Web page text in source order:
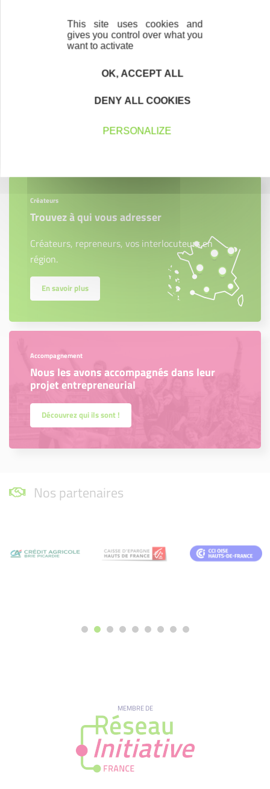
Devenir une entreprise Initiative Remarquable
Devenez expert bénévole du réseau Initiative
Créateurs
Trouvez à qui vous adresser
Créateurs, repreneurs, vos interlocuteurs en
région.
En savoir plus
Accompagnement
Nous les avons accompagnés dans leur
projet entrepreneurial
Découvrez qui ils sont !
Nos partenaires
MEMBRE DE
This site uses cookies and
gives you control over what you
want to activate
OK, ACCEPT ALL
DENY ALL COOKIES
PERSONALIZE